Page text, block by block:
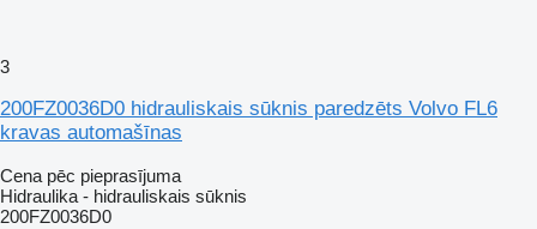
3
200FZ0036D0 hidrauliskais sūknis paredzēts Volvo FL6
kravas automašīnas
Cena pēc pieprasījuma
Hidraulika - hidrauliskais sūknis
200FZ0036D0